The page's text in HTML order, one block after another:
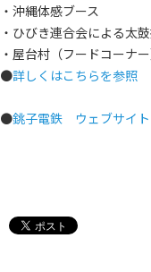
・沖縄体感ブース
・ひびき連合会による太
・屋台村（フードコーナ
●詳しくはこちらを参照
●銚子電鉄 ウェブサイト